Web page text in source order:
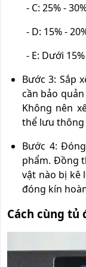
- C: 25% -
- D: 15% -
- E: Dưới 15%
Bước 3: Sắp
cần bảo
Không nên
thể lưu
Bước 4:
phẩm. Đồng
vật nào bị kê
đóng kín
Cách cùng tủ